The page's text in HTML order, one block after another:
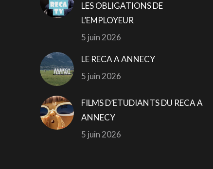
LES OBLIGATIONS DE
L’EMPLOYEUR
5 juin 2026
LE RECA A ANNECY
5 juin 2026
FILMS D’ETUDIANTS DU RECA A
ANNECY
5 juin 2026